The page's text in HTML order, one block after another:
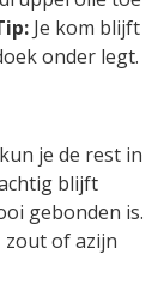
Je kom blijft
onder legt.
je de rest in
blijft
gebonden is.
zout of azijn